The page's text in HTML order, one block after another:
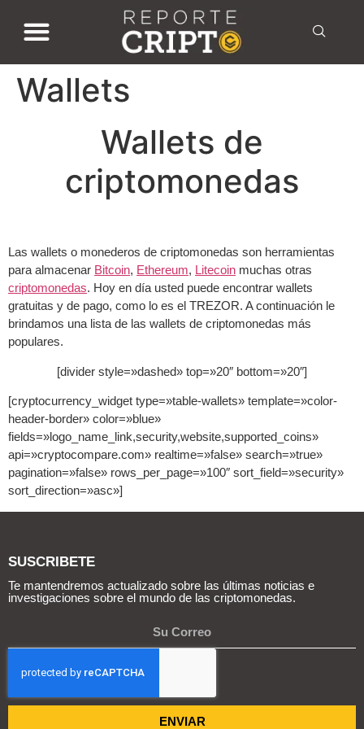
Wallets
Wallets de
criptomonedas
Las wallets o monederos de criptomonedas son herramientas
para almacenar Bitcoin, Ethereum, Litecoin muchas otras
criptomonedas. Hoy en día usted puede encontrar wallets
gratuitas y de pago, como lo es el TREZOR. A continuación le
brindamos una lista de las wallets de criptomonedas más
populares.
[divider style=»dashed» top=»20″ bottom=»20″]
[cryptocurrency_widget type=»table-wallets» template=»color-
header-border» color=»blue»
fields=»logo_name_link,security,website,supported_coins»
api=»cryptocompare.com» realtime=»false» search=»true»
pagination=»false» rows_per_page=»100″ sort_field=»security»
sort_direction=»asc»]
SUSCRIBETE
Te mantendremos actualizado sobre las últimas noticias e
investigaciones sobre el mundo de las criptomonedas.
ENVIAR